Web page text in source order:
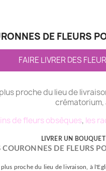
DE FLEURS
FAIRE LIVRER DES
proche du lieu de
crématorium,
de fleurs obsèques, les
LIVRER UN
COURONNES DE FLEURS
proche du lieu de livraison, à